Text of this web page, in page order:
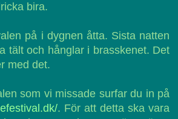
bira.
på i dygnen åtta. Sista natten
tält och hånglar i brasskenet. Det
med det.
som vi missade surfar du in på
. För att detta ska vara